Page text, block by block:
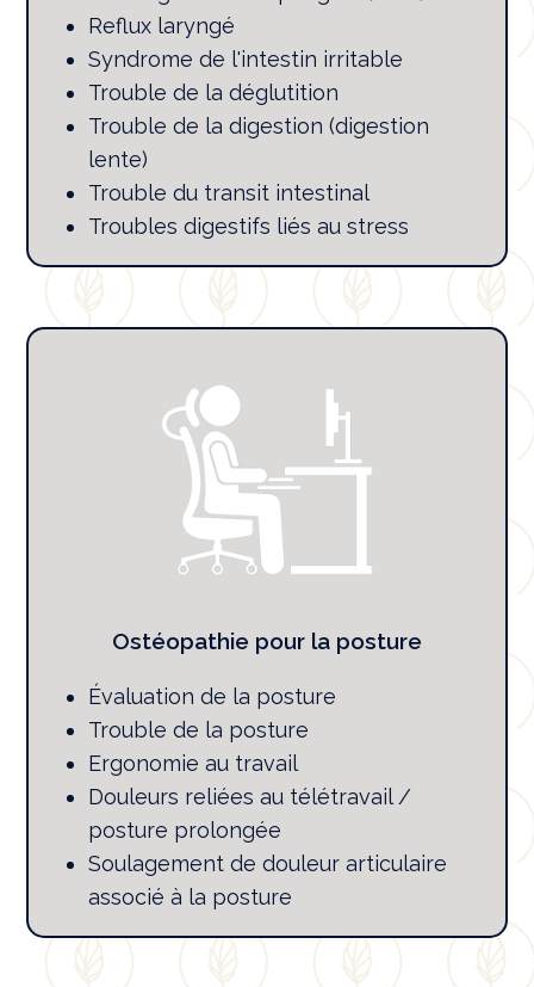
Reflux laryngé
Syndrome de l'intestin irritable
Trouble de la déglutition
Trouble de la digestion (digestion
lente)
Trouble du transit intestinal
Troubles digestifs liés au stress
Ostéopathie pour la posture
Évaluation de la posture
Trouble de la posture
Ergonomie au travail
Douleurs reliées au télétravail /
posture prolongée
Soulagement de douleur articulaire
associé à la posture